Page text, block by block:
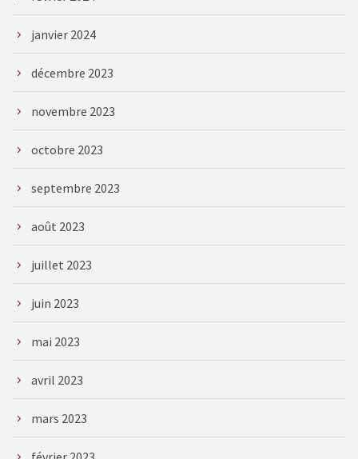
janvier 2024
décembre 2023
novembre 2023
octobre 2023
septembre 2023
août 2023
juillet 2023
juin 2023
mai 2023
avril 2023
mars 2023